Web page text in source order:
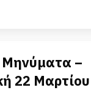
–
22 Μαρτίου